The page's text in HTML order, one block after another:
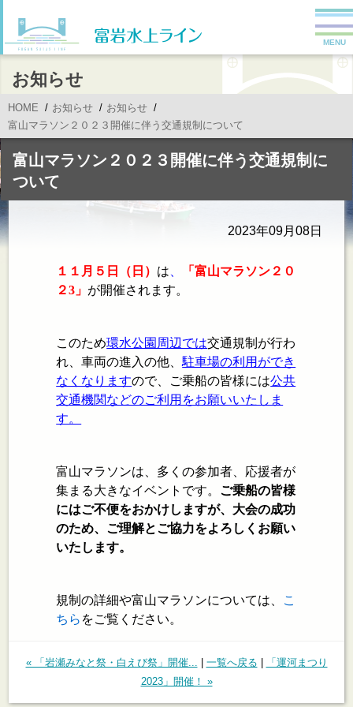
MENU
お知らせ
HOME お知らせ
お知らせ
富山マラソン２０２３開催に伴う交通規制について
富山マラソン２０２３開催に伴う交通規制に
ついて
2023年09月08日
１１月５日（日） は
「富山マラソン２０
２3 」 が開催されます。
このため環水公園周辺では交通規制が行わ
れ、車両の進入の他、駐車場の利用ができ
なくなりますので、ご乗船の皆様には公共
交通機関などのご利用をお願いいたしま
す。
富山マラソンは、多くの参加者、応援者が
集まる大きなイベントです。 ご乗船の皆様
にはご不便をおかけしますが、大会の成功
のため、ご理解とご協力をよろしくお願い
いたします。
規制の詳細や富山マラソンについては、
こ
ちら をご覧ください。
« 「岩瀬みなと祭・白えび祭」開催... 一覧へ戻る
「運河まつり
2023」開催！ »